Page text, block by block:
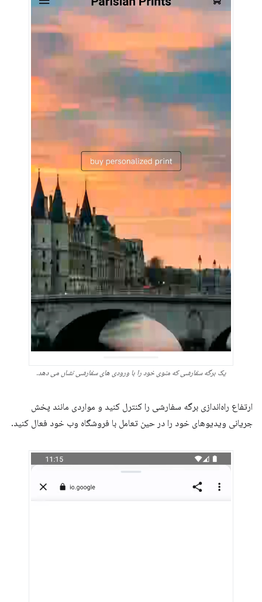
یک برگه سفارشی که منوی خود را با ورودی های سفارشی نشان می دهد.
ارتفاع راه‌اندازی برگه سفارشی را کنترل کنید و مواردی مانند پخش
جریانی ویدیوهای خود را در حین تعامل با فروشگاه وب خود فعال کنید.